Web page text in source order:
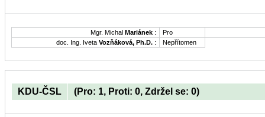
Mgr. Michal Mariánek :
Pro
doc. Ing. Iveta Vozňáková, Ph.D. : Nepřítomen
KDU-ČSL (Pro: 1, Proti: 0, Zdržel se: 0)